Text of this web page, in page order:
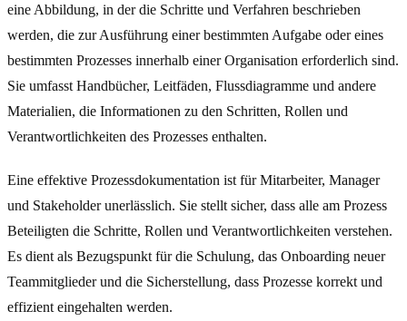
eine Abbildung, in der die Schritte und Verfahren beschrieben
werden, die zur Ausführung einer bestimmten Aufgabe oder eines
bestimmten Prozesses innerhalb einer Organisation erforderlich sind.
Sie umfasst Handbücher, Leitfäden, Flussdiagramme und andere
Materialien, die Informationen zu den Schritten, Rollen und
Verantwortlichkeiten des Prozesses enthalten.
Eine effektive Prozessdokumentation ist für Mitarbeiter, Manager
und Stakeholder unerlässlich. Sie stellt sicher, dass alle am Prozess
Beteiligten die Schritte, Rollen und Verantwortlichkeiten verstehen.
Es dient als Bezugspunkt für die Schulung, das Onboarding neuer
Teammitglieder und die Sicherstellung, dass Prozesse korrekt und
effizient eingehalten werden.